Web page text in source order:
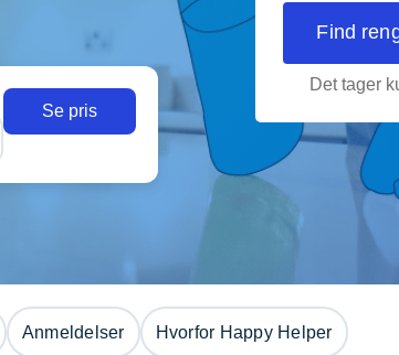
Se pris
Find
Det tager
Anmeldelser Hvorfor Happy Helper